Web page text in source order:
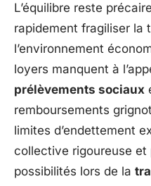
L’équilibre reste
rapidement fragiliser la
l’environnement
loyers manquent à
prélèvements sociaux
remboursements
limites d’endettement
collective rigoureuse
possibilités lors de la